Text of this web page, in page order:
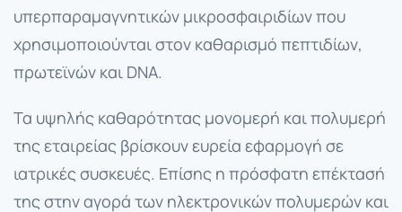
υπερπαραμαγνητικών μικροσφαιριδίων που
χρησιμοποιούνται στον καθαρισμό πεπτιδίων,
πρωτεϊνών και DNA.
Τα υψηλής καθαρότητας μονομερή και πολυμερή
της εταιρείας βρίσκουν ευρεία εφαρμογή σε
ιατρικές συσκευές. Επίσης η πρόσφατη επέκτασή
της στην αγορά των ηλεκτρονικών πολυμερών και